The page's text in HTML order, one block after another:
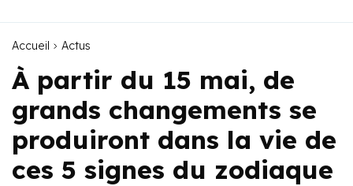
Accueil Actus
À partir du 15 mai, de
grands changements se
produiront dans la vie de
ces 5 signes du zodiaque